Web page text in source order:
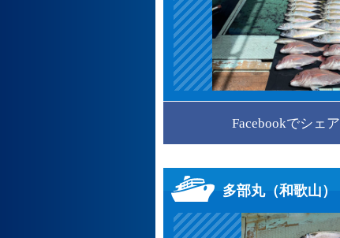
Facebookでシェア
多部丸（和歌山）